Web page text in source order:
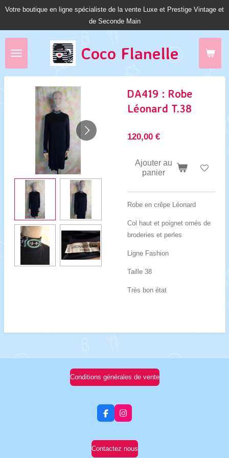
Passer
Coco Flanelle
Votre boutique en ligne spécialiste de la vente Luxe et Prestige Vintage et
de Seconde Main
DA419 : Robe
Léonard T.38
120,00 €
Ajouter au
panier
Robe en crêpe Léonard
Col haut et poignet ornés de
broderies et perles
Ligne Fashion
Taille 38
Très bon état
Conditions générales de vente
F
a
e
b
I
n
t
a
Contactez nous